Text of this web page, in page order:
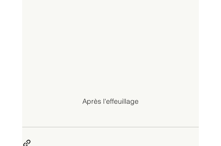
Après l'effeuillage